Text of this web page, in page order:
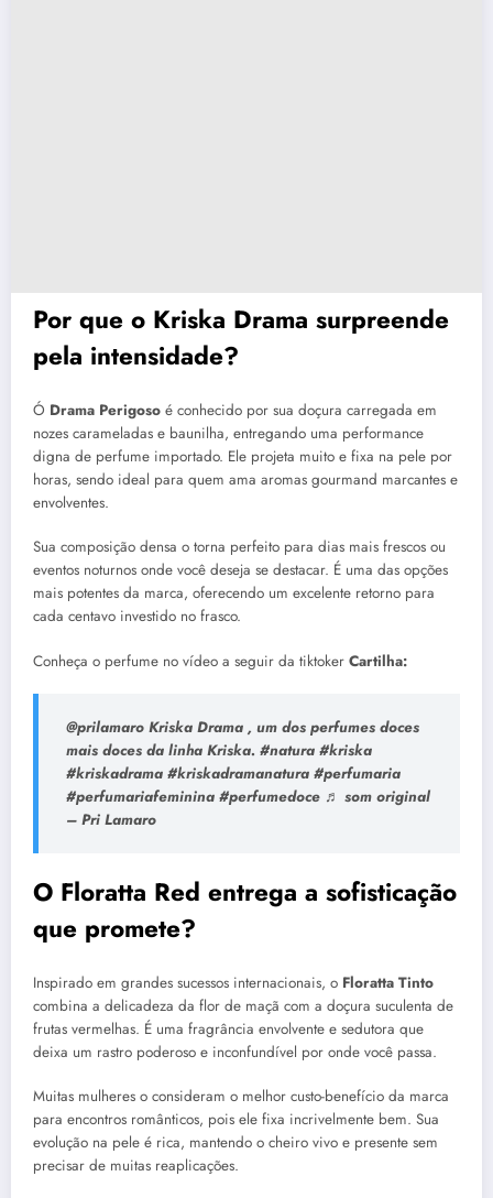
Por que o Kriska Drama surpreende
pela intensidade?
Ó Drama Perigoso é conhecido por sua doçura carregada em
nozes carameladas e baunilha, entregando uma performance
digna de perfume importado. Ele projeta muito e fixa na pele por
horas, sendo ideal para quem ama aromas gourmand marcantes e
envolventes.
Sua composição densa o torna perfeito para dias mais frescos ou
eventos noturnos onde você deseja se destacar. É uma das opções
mais potentes da marca, oferecendo um excelente retorno para
cada centavo investido no frasco.
Conheça o perfume no vídeo a seguir da tiktoker Cartilha:
@prilamaro Kriska Drama , um dos perfumes doces
mais doces da linha Kriska. #natura #kriska
#kriskadrama #kriskadramanatura #perfumaria
#perfumariafeminina #perfumedoce ♬ som original
– Pri Lamaro
O Floratta Red entrega a sofisticação
que promete?
Inspirado em grandes sucessos internacionais, o Floratta Tinto
combina a delicadeza da flor de maçã com a doçura suculenta de
frutas vermelhas. É uma fragrância envolvente e sedutora que
deixa um rastro poderoso e inconfundível por onde você passa.
Muitas mulheres o consideram o melhor custo-benefício da marca
para encontros românticos, pois ele fixa incrivelmente bem. Sua
evolução na pele é rica, mantendo o cheiro vivo e presente sem
precisar de muitas reaplicações.